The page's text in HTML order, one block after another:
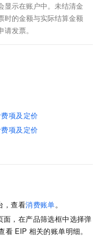
显示在账户中。未结清金
时的金额与实际结算金额
发票。
项及定价
项及定价
，查看消费账单。
面，在产品筛选框中选择弹
看 EIP 相关的账单明细。